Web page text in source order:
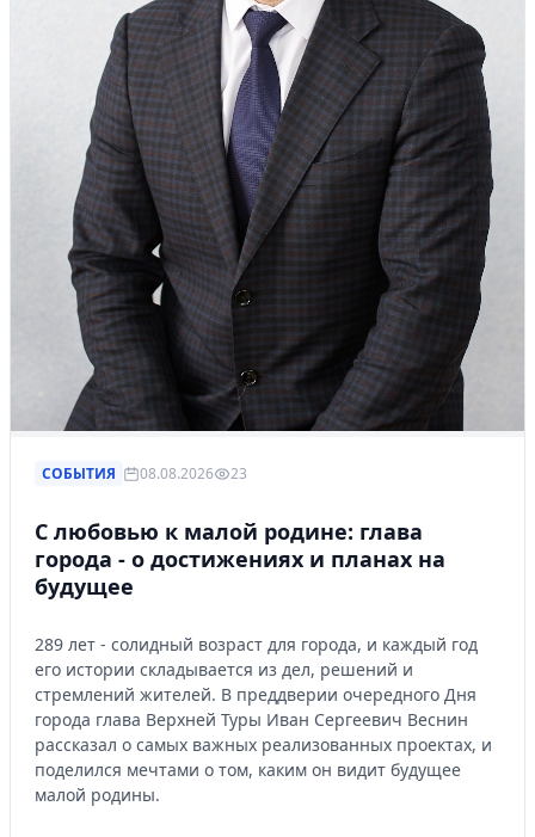
СОБЫТИЯ 08.08.2026 23
С любовью к малой родине: глава
города - о достижениях и планах на
будущее
289 лет - солидный возраст для города, и каждый год
его истории складывается из дел, решений и
стремлений жителей. В преддверии очередного Дня
города глава Верхней Туры Иван Сергеевич Веснин
рассказал о самых важных реализованных проектах, и
поделился мечтами о том, каким он видит будущее
малой родины.